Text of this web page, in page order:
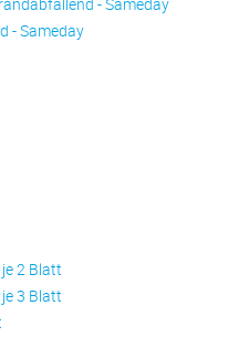
- Sameday
2 Blatt
3 Blatt